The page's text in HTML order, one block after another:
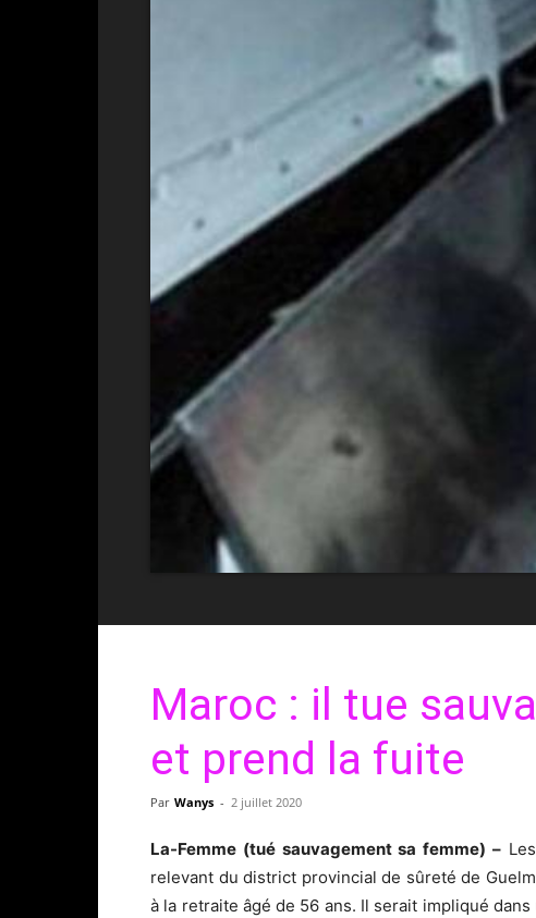
Maroc : il tue
et prend la fuite
Par Wanys - 2 juillet 2020
La-Femme (tué sauvagement sa femme) –Les
relevant du district provincial de sûreté de
à la retraite âgé de 56 ans. Il serait impliqué